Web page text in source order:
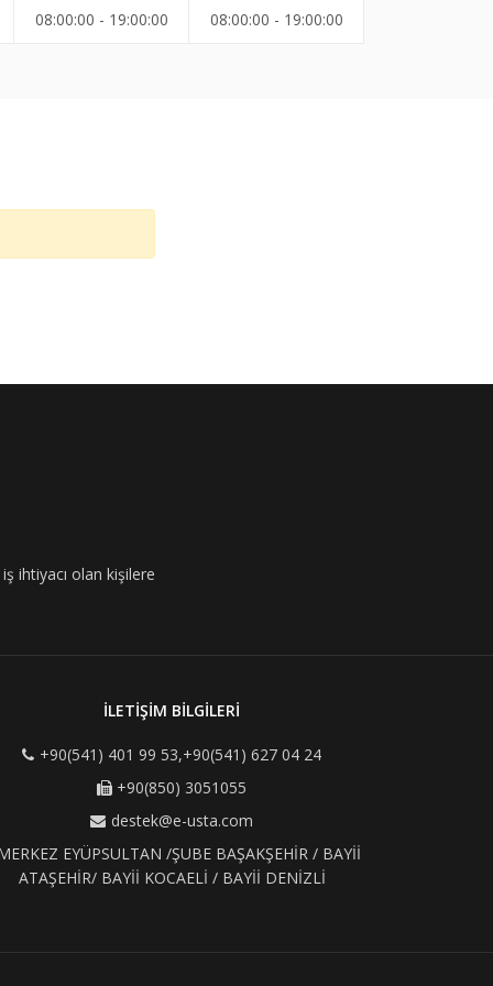
08:00:00 - 19:00:00 08:00:00 - 19:00:00
ihtiyacı olan kişilere
İLETİŞİM BİLGİLERİ
+90(541) 401 99 53,+90(541) 627 04 24
+90(850) 3051055
destek@e-usta.com
EYÜPSULTAN /ŞUBE BAŞAKŞEHİR / BAYİİ
ATAŞEHİR/ BAYİİ KOCAELİ / BAYİİ DENİZLİ